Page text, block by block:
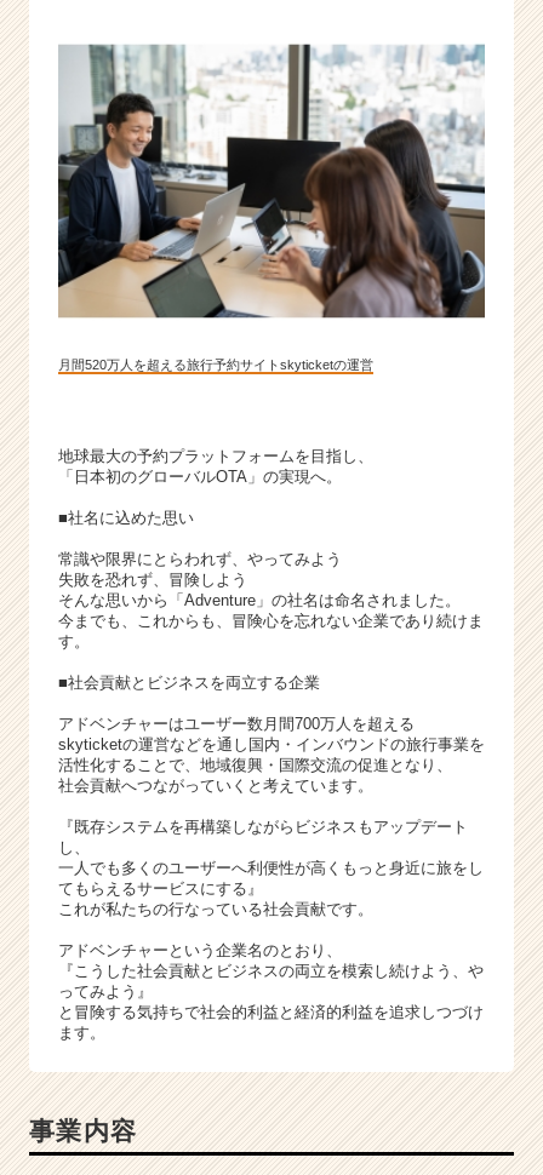
|
ベ
ン
チ
ャ
ー・
成
長
企
業
ら
ト
が
就
活
サ
チ
キ
ャ
リ
ア
h
e
e
C
r
e
月間520万人を超える旅行予約サイトskyticketの運営
地球最大の予約プラットフォームを目指し、
「日本初のグローバルOTA」の実現へ。
■社名に込めた思い
常識や限界にとらわれず、やってみよう
失敗を恐れず、冒険しよう
そんな思いから「Adventure」の社名は命名されました。
今までも、これからも、冒険心を忘れない企業であり続けま
す。
■社会貢献とビジネスを両立する企業
アドベンチャーはユーザー数月間700万人を超える
skyticketの運営などを通し国内・インバウンドの旅行事業を
活性化することで、地域復興・国際交流の促進となり、
社会貢献へつながっていくと考えています。
『既存システムを再構築しながらビジネスもアップデート
し、
一人でも多くのユーザーへ利便性が高くもっと身近に旅をし
てもらえるサービスにする』
これが私たちの行なっている社会貢献です。
アドベンチャーという企業名のとおり、
『こうした社会貢献とビジネスの両立を模索し続けよう、や
ってみよう』
と冒険する気持ちで社会的利益と経済的利益を追求しつづけ
ます。
事業内容